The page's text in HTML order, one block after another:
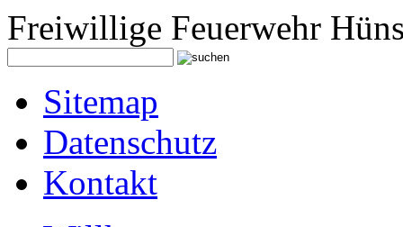
Freiwillige Feuerwehr
Sitemap
Datenschutz
Kontakt